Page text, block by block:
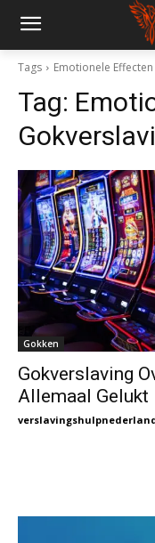
Tags Emotionele
Tag:
Gokken
Gokverslaving
Allemaal Gelukt